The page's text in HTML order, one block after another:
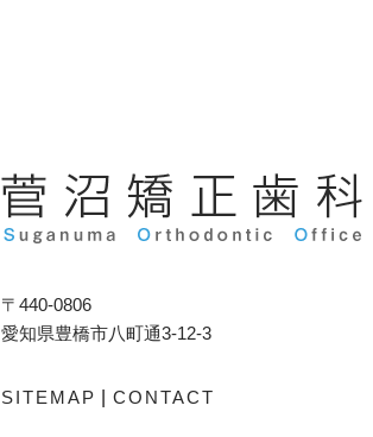
〒440-0806
愛知県豊橋市八町通3-12-3
SITEMAP CONTACT